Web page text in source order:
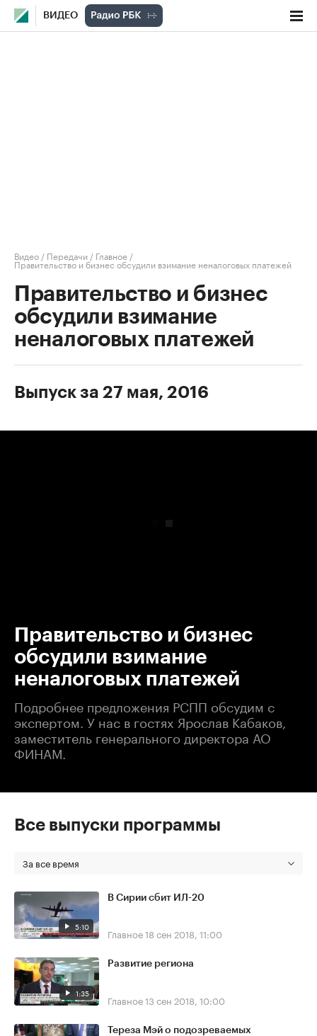
ВИДЕО
Видео / Передачи / Главное /
Правительство и бизнес обсудили взимание неналоговых платежей
Правительство и бизнес
обсудили взимание
неналоговых платежей
Выпуск за 27 мая, 2016
Правительство и бизнес
обсудили взимание
неналоговых платежей
Подробнее предложения РСПП обсудим с
экспертом. У нас в гостях Ярослав Кабаков,
заместитель генерального директора АО
ФИНАМ.
Все выпуски программы
За все время
5:10
В Сирии сбит ИЛ-20
Главное18 сен 2018, 11:00
1:35
Развитие региона
Главное13 сен 2018, 10:00
Тереза Мэй о подозреваемых